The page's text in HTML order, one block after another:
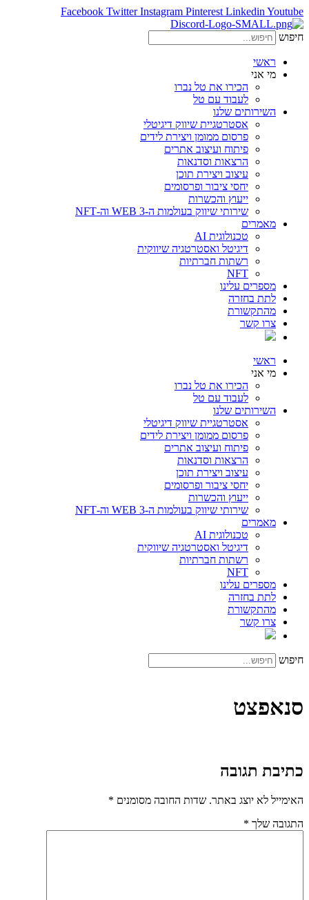
Facebook Twitter Instagram Pinterest Linkedin Youtube
חיפוש
ראשי
מי אני
הכירו את טל נברו
לעבוד עם טל
השירותים שלנו
אסטרטגיית שיווק דיגיטלי
פרסום ממומן ויצירת לידים
פיתוח ועיצוב אתרים
הרצאות וסדנאות
עיצוב ויצירת תוכן
יחסי ציבור ופרסומים
ייעוץ והכשרות
שירותי שיווק בעולמות ה-WEB 3 וה-NFT
מאמרים
טכנולוגית AI
דיגיטל ואסטרטגיה שיווקית
רשתות חברתיות
NFT
מספרים עלינו
לתת בחזרה
מהתקשורת
צרו קשר
ראשי
מי אני
הכירו את טל נברו
לעבוד עם טל
השירותים שלנו
אסטרטגיית שיווק דיגיטלי
פרסום ממומן ויצירת לידים
פיתוח ועיצוב אתרים
הרצאות וסדנאות
עיצוב ויצירת תוכן
יחסי ציבור ופרסומים
ייעוץ והכשרות
שירותי שיווק בעולמות ה-WEB 3 וה-NFT
מאמרים
טכנולוגית AI
דיגיטל ואסטרטגיה שיווקית
רשתות חברתיות
NFT
מספרים עלינו
לתת בחזרה
מהתקשורת
צרו קשר
חיפוש
סנאפצט
כתיבת תגובה
האימייל לא יוצג באתר. שדות החובה מסומנים *
התגובה שלך *